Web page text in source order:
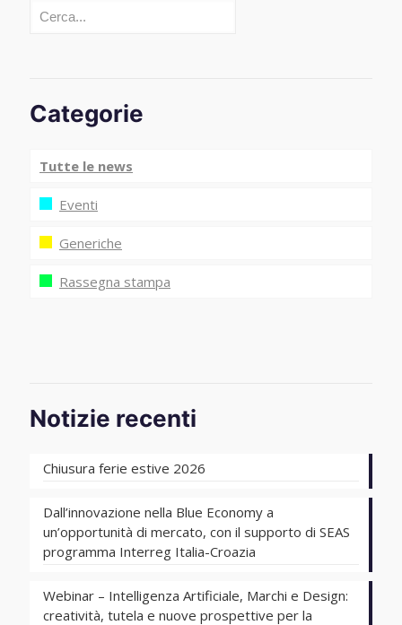
Cerca
Categorie
Tutte le news
Eventi
Generiche
Rassegna stampa
Notizie recenti
Chiusura ferie estive 2026
Dall’innovazione nella Blue Economy a
un’opportunità di mercato, con il supporto di SEAS
programma Interreg Italia-Croazia
Webinar – Intelligenza Artificiale, Marchi e Design:
creatività, tutela e nuove prospettive per la